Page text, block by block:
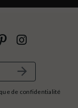
de confidentialité